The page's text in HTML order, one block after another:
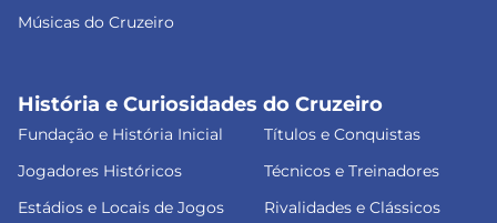
Músicas do Cruzeiro
História e Curiosidades do Cruzeiro
Fundação e História Inicial
Títulos e Conquistas
Jogadores Históricos
Técnicos e Treinadores
Estádios e Locais de Jogos
Rivalidades e Clássicos